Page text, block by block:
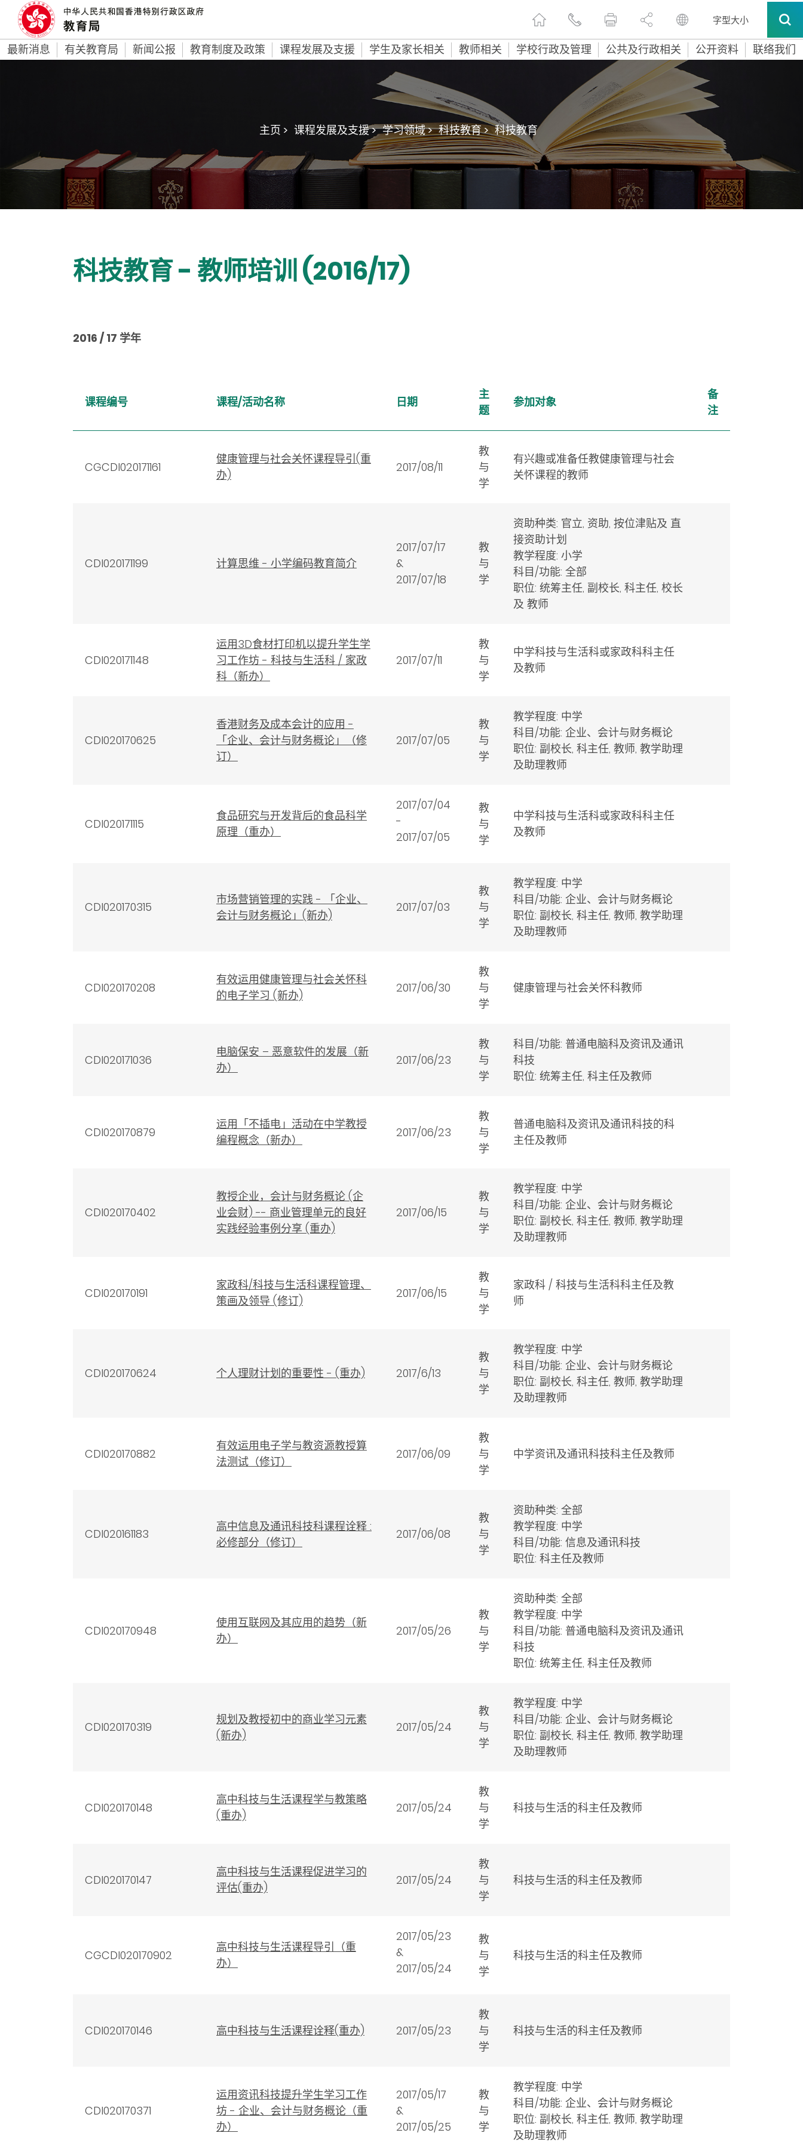
字型大小
最新消息 有关教育局 新闻公报 教育制度及政策 课程发展及支援 学生及家长相关 教师相关 学校行政及管理 公共及行政相关 公开资料 联络我们
主页 > 课程发展及支援 > 学习领域 > 科技教育 > 科技教育
科技教育 - 教师培训 (2016/17)
2016 / 17 学年
课程编号 课程/活动名称 日期
主
题
参加对象
备
注
CGCDI020171161
健康管理与社会关怀课程导引(重
办)
2017/08/11
教
与
学
有兴趣或准备任教健康管理与社会
关怀课程的教师
CDI020171199 计算思维 - 小学编码教育简介
2017/07/17
&
2017/07/18
教
与
学
资助种类: 官立, 资助, 按位津贴及 直
接资助计划
教学程度: 小学
科目/功能: 全部
职位: 统筹主任, 副校长, 科主任, 校长
及 教师
CDI020171148
运用3D食材打印机以提升学生学
习工作坊 - 科技与生活科 / 家政
科（新办）
2017/07/11
教
与
学
中学科技与生活科或家政科科主任
及教师
CDI020170625
香港财务及成本会计的应用 -
「企业、会计与财务概论」（修
订）
2017/07/05
教
与
学
教学程度: 中学
科目/功能: 企业、会计与财务概论
职位: 副校长, 科主任, 教师, 教学助理
及助理教师
CDI020171115
食品研究与开发背后的食品科学
原理（重办）
2017/07/04
-
2017/07/05
教
与
学
中学科技与生活科或家政科科主任
及教师
CDI020170315
市场营销管理的实践 - 「企业、
会计与财务概论」(新办)
2017/07/03
教
与
学
教学程度: 中学
科目/功能: 企业、会计与财务概论
职位: 副校长, 科主任, 教师, 教学助理
及助理教师
CDI020170208
有效运用健康管理与社会关怀科
的电子学习 (新办)
2017/06/30
教
与
学
健康管理与社会关怀科教师
CDI020171036
电脑保安 – 恶意软件的发展（新
办）
2017/06/23
教
与
学
科目/功能: 普通电脑科及资讯及通讯
科技
职位: 统筹主任, 科主任及教师
CDI020170879
运用「不插电」活动在中学教授
编程概念（新办）
2017/06/23
教
与
学
普通电脑科及资讯及通讯科技的科
主任及教师
CDI020170402
教授企业，会计与财务概论 (企
业会财) -- 商业管理单元的良好
实践经验事例分享 (重办)
2017/06/15
教
与
学
教学程度: 中学
科目/功能: 企业、会计与财务概论
职位: 副校长, 科主任, 教师, 教学助理
及助理教师
CDI020170191
家政科/科技与生活科课程管理、
策画及领导 (修订)
2017/06/15
教
与
学
家政科 / 科技与生活科科主任及教
师
CDI020170624 个人理财计划的重要性 - (重办) 2017/6/13
教
与
学
教学程度: 中学
科目/功能: 企业、会计与财务概论
职位: 副校长, 科主任, 教师, 教学助理
及助理教师
CDI020170882
有效运用电子学与教资源教授算
法测试（修订）
2017/06/09
教
与
学
中学资讯及通讯科技科主任及教师
CDI020161183
高中信息及通讯科技科课程诠释 :
必修部分（修订）
2017/06/08
教
与
学
资助种类: 全部
教学程度: 中学
科目/功能: 信息及通讯科技
职位: 科主任及教师
CDI020170948
使用互联网及其应用的趋势（新
办）
2017/05/26
教
与
学
资助种类: 全部
教学程度: 中学
科目/功能: 普通电脑科及资讯及通讯
科技
职位: 统筹主任, 科主任及教师
CDI020170319
规划及教授初中的商业学习元素
(新办)
2017/05/24
教
与
学
教学程度: 中学
科目/功能: 企业、会计与财务概论
职位: 副校长, 科主任, 教师, 教学助理
及助理教师
CDI020170148
高中科技与生活课程学与教策略
(重办)
2017/05/24
教
与
学
科技与生活的科主任及教师
CDI020170147
高中科技与生活课程促进学习的
评估(重办)
2017/05/24
教
与
学
科技与生活的科主任及教师
CGCDI020170902
高中科技与生活课程导引（重
办）
2017/05/23
&
2017/05/24
教
与
学
科技与生活的科主任及教师
CDI020170146 高中科技与生活课程诠释(重办) 2017/05/23
教
与
学
科技与生活的科主任及教师
CDI020170371
运用资讯科技提升学生学习工作
坊 - 企业、会计与财务概论（重
办）
2017/05/17
&
2017/05/25
教
与
学
教学程度: 中学
科目/功能: 企业、会计与财务概论
职位: 副校长, 科主任, 教师, 教学助理
及助理教师